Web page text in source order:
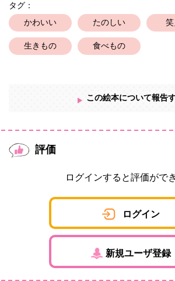
タグ：
かわいい たのしい 笑
生きもの 食べもの
この絵本について報告
評価
ログインすると評価がで
ログイン
新規ユーザ登録